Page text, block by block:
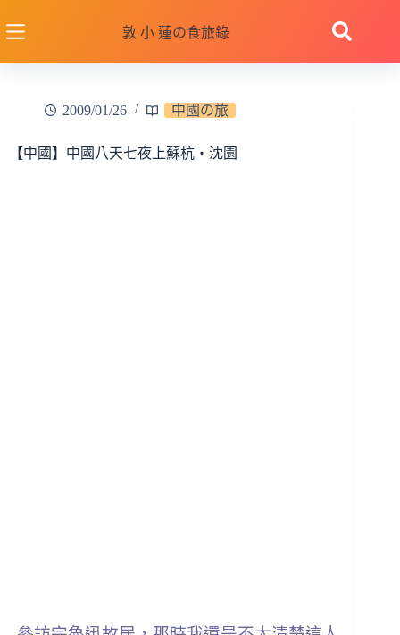
至
敦 小 蓮の食旅錄
2009/01/26 中國の旅
【中國】中國八天七夜上蘇杭‧沈園